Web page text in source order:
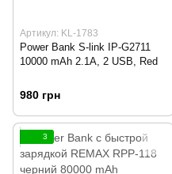
Артикул: KL-1783
Power Bank S-link IP-G2711
10000 mAh 2.1A, 2 USB, Red
980 грн
3